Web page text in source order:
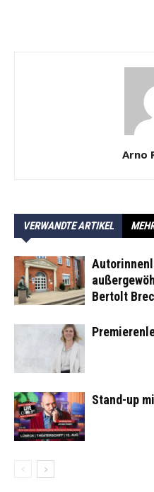
Arno
VERWANDTE ARTIKEL
Bertolt
Stand-up